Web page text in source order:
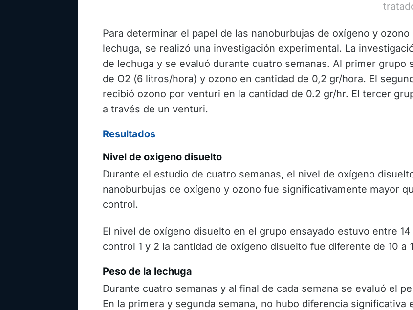
Para determinar el papel de las nanoburbujas de oxígeno y
lechuga, se realizó una investigación experimental. La
de lechuga y se evaluó durante cuatro semanas. Al primer grupo
de O2 (6 litros/hora) y ozono en cantidad de 0,2 gr/hora. El
recibió ozono por venturi en la cantidad de 0.2 gr/hr. El tercer
a través de un venturi.
Resultados
Nivel de oxigeno disuelto
Durante el estudio de cuatro semanas, el nivel de oxígeno
nanoburbujas de oxígeno y ozono fue significativamente mayor
control.
El nivel de oxígeno disuelto en el grupo ensayado estuvo entre
control 1 y 2 la cantidad de oxígeno disuelto fue diferente de 10 a
Peso de la lechuga
Durante cuatro semanas y al final de cada semana se evaluó el
En la primera y segunda semana, no hubo diferencia significativa